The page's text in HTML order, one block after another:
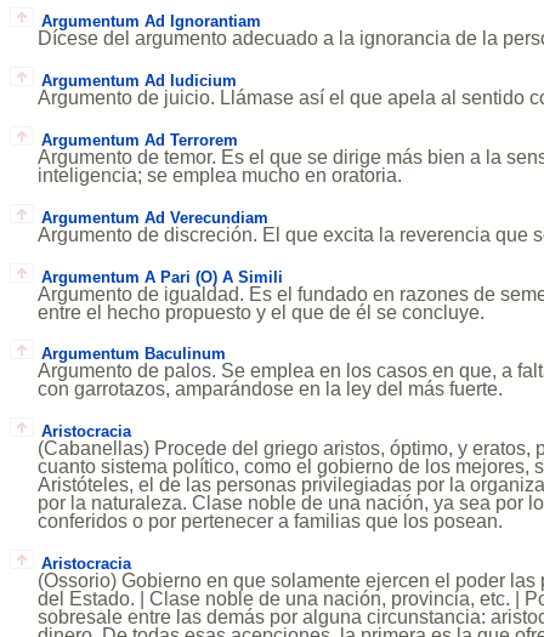
Argumentum Ad Ignorantiam
Dícese del argumento adecuado a la ignorancia de la
Argumentum Ad Iudicium
Argumento de juicio. Llámase así el que apela al sentido
Argumentum Ad Terrorem
Argumento de temor. Es el que se dirige más bien a la
inteligencia; se emplea mucho en oratoria.
Argumentum Ad Verecundiam
Argumento de discreción. El que excita la reverencia que
Argumentum A Pari (O) A Simili
Argumento de igualdad. Es el fundado en razones de
entre el hecho propuesto y el que de él se concluye.
Argumentum Baculinum
Argumento de palos. Se emplea en los casos en que, a
con garrotazos, amparándose en la ley del más fuerte.
Aristocracia
(Cabanellas) Procede del griego aristos, óptimo, y eratos,
cuanto sistema político, como el gobierno de los mejores,
Aristóteles, el de las personas privilegiadas por la
por la naturaleza. Clase noble de una nación, ya sea por
conferidos o por pertenecer a familias que los posean.
Aristocracia
(Ossorio) Gobierno en que solamente ejercen el poder
del Estado. | Clase noble de una nación, provincia, etc. |
sobresale entre las demás por alguna circunstancia: